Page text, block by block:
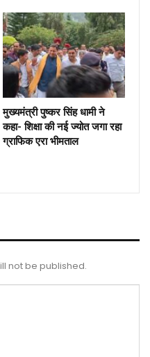
मुख्यमंत्री पुष्कर सिंह धामी ने
कहा- शिक्षा की नई ज्योत जगा रहा
ग्राफिक एरा भीमताल
not be published.